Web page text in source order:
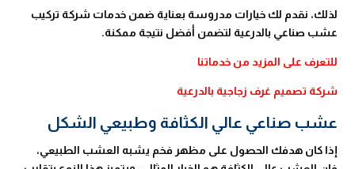
لذلك، نقدم لك خيارات مدروسة بعناية ضمن خدمات شركة تركيب
عشب صناعي بالدرعية لتضمن أفضل نتيجة ممكنة.
للتعرف على المزيد من خدماتنا
شركة تصميم غرف زجاجية بالدرعية
عشب صناعي عالي الكثافة وطبيعي الشكل
إذا كان هدفك الحصول على مظهر فخم يشبه العشب الطبيعي،